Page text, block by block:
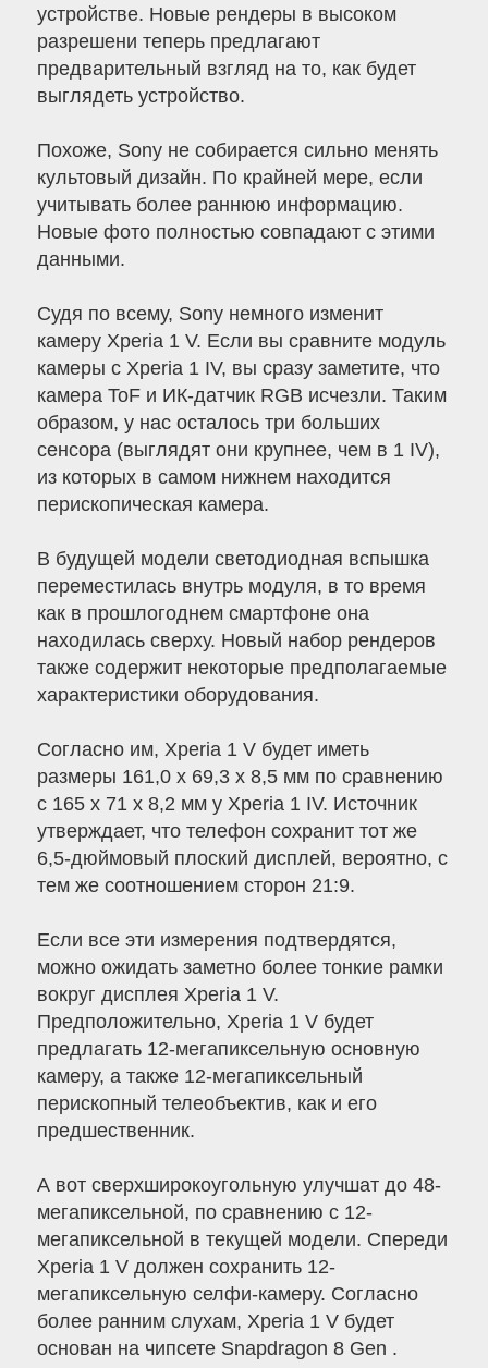
устройстве. Новые рендеры в высоком
разрешени теперь предлагают
предварительный взгляд на то, как будет
выглядеть устройство.
Похоже, Sony не собирается сильно менять
культовый дизайн. По крайней мере, если
учитывать более раннюю информацию.
Новые фото полностью совпадают с этими
данными.
Судя по всему, Sony немного изменит
камеру Xperia 1 V. Если вы сравните модуль
камеры с Xperia 1 IV, вы сразу заметите, что
камера ToF и ИК-датчик RGB исчезли. Таким
образом, у нас осталось три больших
сенсора (выглядят они крупнее, чем в 1 IV),
из которых в самом нижнем находится
перископическая камера.
В будущей модели светодиодная вспышка
переместилась внутрь модуля, в то время
как в прошлогоднем смартфоне она
находилась сверху. Новый набор рендеров
также содержит некоторые предполагаемые
характеристики оборудования.
Согласно им, Xperia 1 V будет иметь
размеры 161,0 x 69,3 x 8,5 мм по сравнению
с 165 x 71 x 8,2 мм у Xperia 1 IV. Источник
утверждает, что телефон сохранит тот же
6,5-дюймовый плоский дисплей, вероятно, с
тем же соотношением сторон 21:9.
Если все эти измерения подтвердятся,
можно ожидать заметно более тонкие рамки
вокруг дисплея Xperia 1 V.
Предположительно, Xperia 1 V будет
предлагать 12-мегапиксельную основную
камеру, а также 12-мегапиксельный
перископный телеобъектив, как и его
предшественник.
А вот сверхширокоугольную улучшат до 48-
мегапиксельной, по сравнению с 12-
мегапиксельной в текущей модели. Спереди
Xperia 1 V должен сохранить 12-
мегапиксельную селфи-камеру. Согласно
более ранним слухам, Xperia 1 V будет
основан на чипсете Snapdragon 8 Gen .